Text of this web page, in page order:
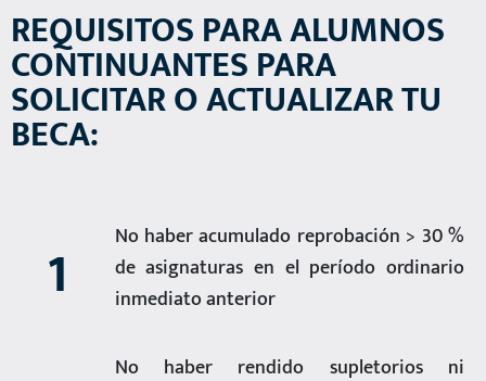
REQUISITOS PARA ALUMNOS
CONTINUANTES PARA
SOLICITAR O ACTUALIZAR TU
BECA:
1
No haber acumulado reprobación > 30 %
de asignaturas en el período ordinario
inmediato anterior
No haber rendido supletorios ni